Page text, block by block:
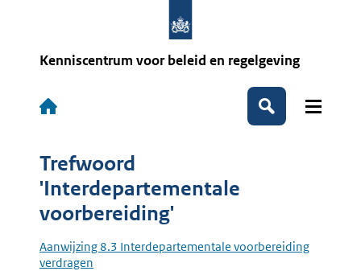
Kenniscentrum voor beleid en regelgeving
Hoofdnavigatie
Zoeken
Trefwoord
'Interdepartementale
voorbereiding'
Aanwijzing 8.3 Interdepartementale voorbereiding
verdragen